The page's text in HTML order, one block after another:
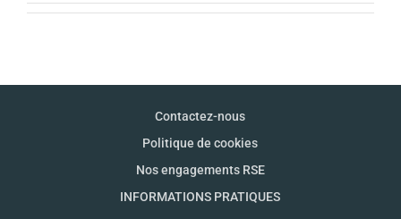
Contactez-nous
Politique de cookies
Nos engagements RSE
INFORMATIONS PRATIQUES